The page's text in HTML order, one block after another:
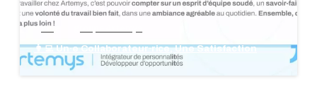
blog
👩‍💻 Un·e Collaborateur·rice, Une Satisfaction